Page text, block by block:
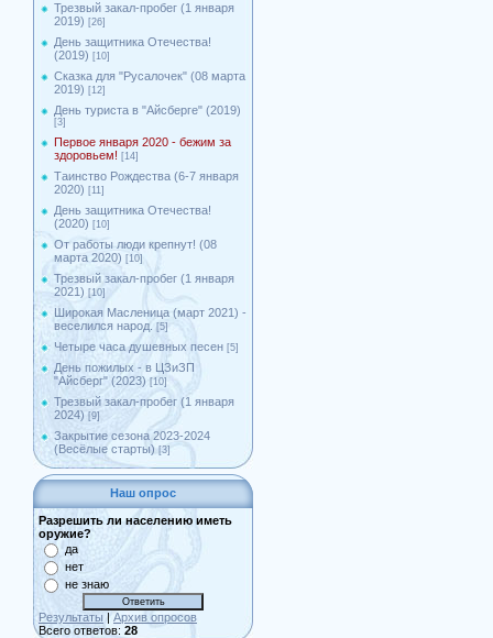
Трезвый закал-пробег (1 января
2019) [26]
День защитника Отечества!
(2019) [10]
Сказка для "Русалочек" (08 марта
2019) [12]
День туриста в "Айсберге" (2019)
[3]
Первое января 2020 - бежим за
здоровьем! [14]
Таинство Рождества (6-7 января
2020) [11]
День защитника Отечества!
(2020) [10]
От работы люди крепнут! (08
марта 2020) [10]
Трезвый закал-пробег (1 января
2021) [10]
Широкая Масленица (март 2021) -
веселился народ.
[5]
Четыре часа душевных песен [5]
День пожилых - в ЦЗиЗП
"Айсберг" (2023) [10]
Трезвый закал-пробег (1 января
2024) [9]
Закрытие сезона 2023-2024
(Весёлые старты) [3]
Наш опрос
Разрешить ли населению иметь
оружие?
да
нет
не знаю
Результаты | Архив опросов
Всего ответов: 28